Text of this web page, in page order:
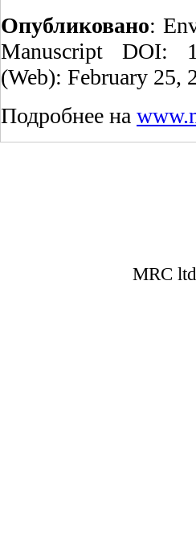
Опубликовано:
Manuscript DOI:
(Web): February 25,
Подробнее на
MRC